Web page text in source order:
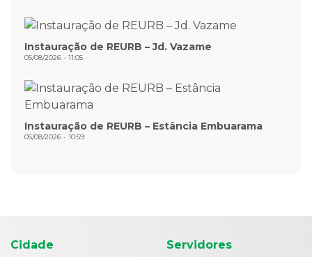
Instauração de REURB – Jd. Vazame
05/08/2026 - 11:05
Instauração de REURB – Estância Embuarama
05/08/2026 - 10:59
Cidade Servidores